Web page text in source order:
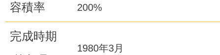
容積率 200%
完成時期
1980年3月